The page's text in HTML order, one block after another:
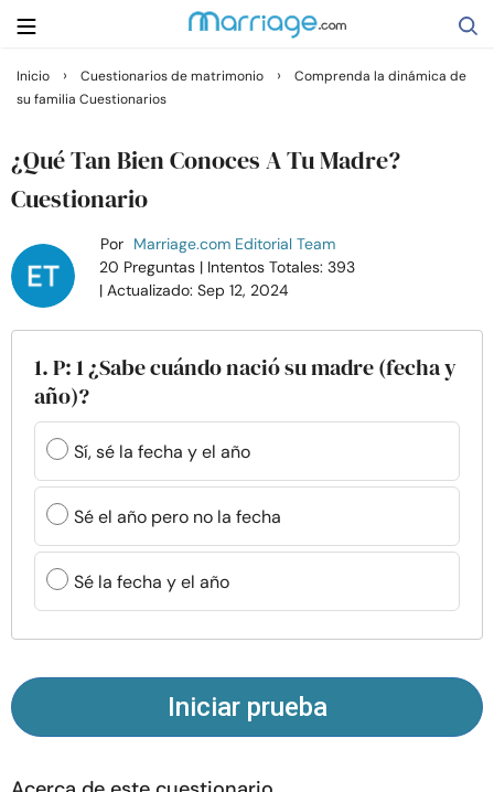
Buscar
Casarse
Relaciones
Familia
Ayuda
Cursos
Recursos
Comunidad
Encuentra un terapeuta
Inicio › Cuestionarios de matrimonio › Comprenda la dinámica de
su familia Cuestionarios
¿Qué Tan Bien Conoces A Tu Madre?
Cuestionario
Por Marriage.com Editorial Team
20 Preguntas | Intentos Totales: 393
| Actualizado: Sep 12, 2024
1. P: 1 ¿Sabe cuándo nació su madre (fecha y
año)?
Sí, sé la fecha y el año
Sé el año pero no la fecha
Sé la fecha y el año
Iniciar prueba